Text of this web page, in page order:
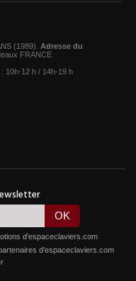
(1989). Adresse du
FRANCE
10h-12 h / 14h-19 h
d'espaceclaviers.com
d'espaceclaviers.com